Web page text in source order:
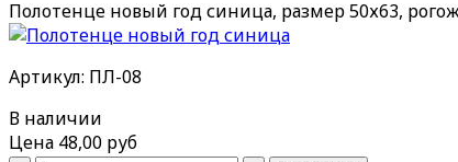
Полотенце новый год синица, размер 50х63,
Артикул: ПЛ-08
В наличии
Цена 48,00 руб